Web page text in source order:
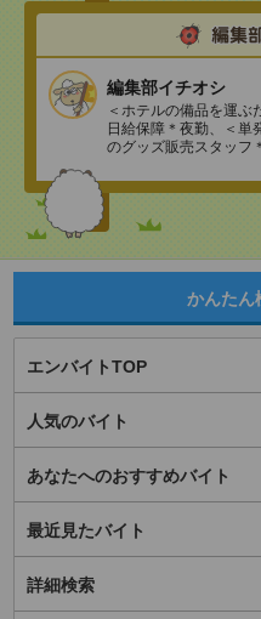
編集部イチオシ
＜ホテルの備品を運ぶ
日給保障＊夜勤、＜単
のグッズ販売スタッフ
かんたん
エンバイトTOP
人気のバイト
あなたへのおすすめバイト
最近見たバイト
詳細検索